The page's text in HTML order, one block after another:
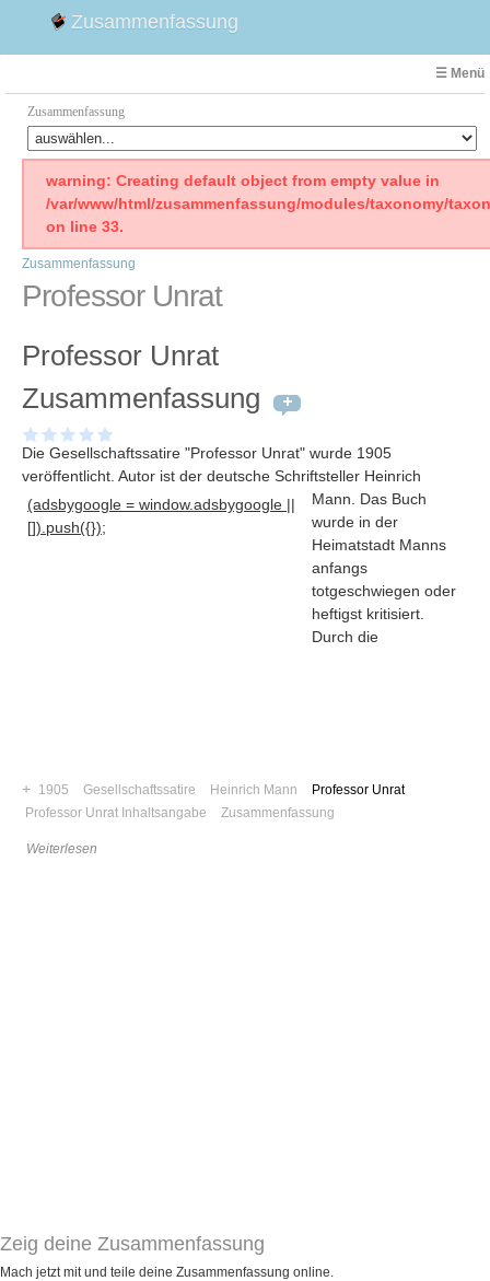
Zusammenfassung
☰ Menü
Zusammenfassung
Faust
Willhelm Tell
Emilia Galotti
1. Weltkrieg Zusammenfassung
Weimarer Republik
Die Räuber
Woyzeck
Navigation
warning: Creating default object from empty value in
/var/www/html/zusammenfassung/modules/taxonomy/
on line 33.
Zusammenfassung
Professor Unrat
Professor Unrat
Zusammenfassung
Die Gesellschaftssatire "Professor Unrat" wurde 1905
veröffentlicht. Autor ist der deutsche Schriftsteller Heinrich
Mann
(adsbygoogle = window.adsbygoogle ||
[]).push({});
. Das Buch
wurde in der
Heimatstadt Manns
anfangs
totgeschwiegen oder
heftigst kritisiert.
Durch die
+ 1905 Gesellschaftssatire Heinrich Mann
Professor Unrat
Professor Unrat Inhaltsangabe
Zusammenfassung
Weiterlesen
Zeig deine Zusammenfassung
Mach jetzt mit und teile deine Zusammenfassung online.